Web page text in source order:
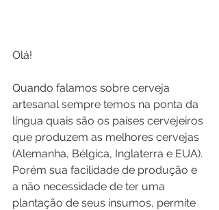
Olá!
Quando falamos sobre cerveja
artesanal sempre temos na ponta da
língua quais são os países cervejeiros
que produzem as melhores cervejas
(Alemanha, Bélgica, Inglaterra e EUA).
Porém sua facilidade de produção e
a não necessidade de ter uma
plantação de seus insumos, permite